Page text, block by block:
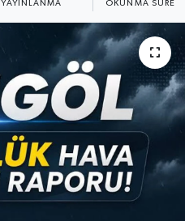
YAYINLANMA OKUNMA SÜRESI